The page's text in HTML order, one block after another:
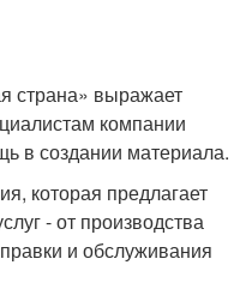
страна» выражает
компании
создании материала.
которая предлагает
- от производства
и обслуживания